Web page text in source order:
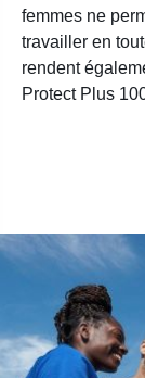
femmes ne
travailler en
rendent
Protect Plus